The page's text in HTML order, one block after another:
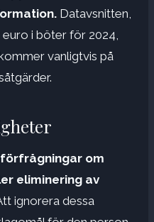
Datavsnitten,
i böter för 2024,
vanligtvis på
om
eliminering av
ignorera dessa